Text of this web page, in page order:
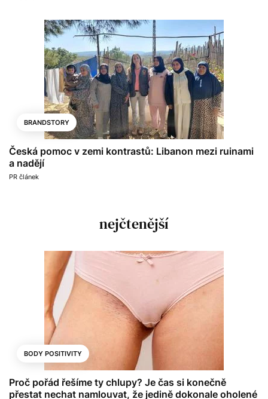
BRANDSTORY
Česká pomoc v zemi kontrastů: Libanon mezi ruinami
a nadějí
PR článek
nejčtenější
BODY POSITIVITY
Proč pořád řešíme ty chlupy? Je čas si konečně
přestat nechat namlouvat, že jedině dokonale oholené